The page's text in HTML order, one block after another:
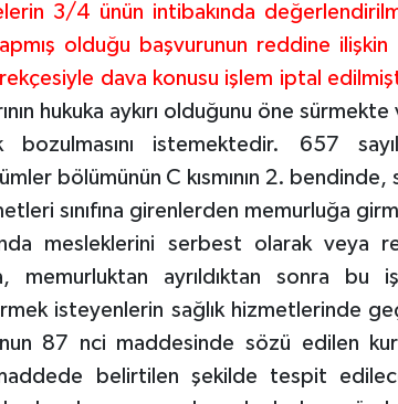
3/4 ünün intibakında
olduğu başvurunun reddine ilişkin
dava konusu işlem iptal
hukuka aykırı olduğunu öne sürmekte
bozulmasını istemektedir. 657
bölümünün C kısmının 2. bendinde,
sınıfına girenlerden memurluğa
mesleklerini serbest olarak veya
memurluktan ayrıldıktan sonra bu
isteyenlerin sağlık hizmetlerinde
87 nci maddesinde sözü edilen
belirtilen şekilde tespit